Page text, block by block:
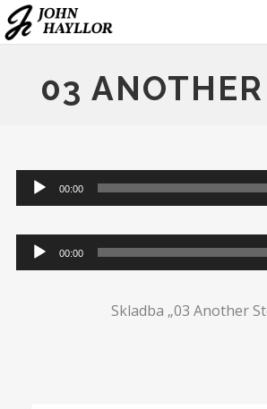
KONCERTY
KDO JE JOHN HAYLLOR
03
00:00
00:00
Skladba „03 Another